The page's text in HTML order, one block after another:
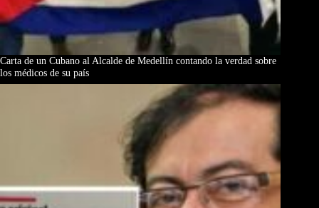
Carta de un Cubano al Alcalde de Medellín contando la verdad sobre
los médicos de su país